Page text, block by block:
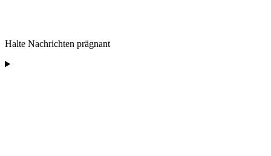
Halte Nachrichten prägnant